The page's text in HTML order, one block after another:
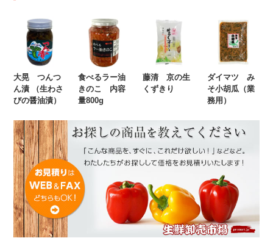
大晃 つんつ
ん漬 （生わさ
びの醤油漬）
食べるラー油
きのこ 内容
量800g
藤清 京の生
くずきり
ダイマツ み
そ小胡瓜（業
務用）